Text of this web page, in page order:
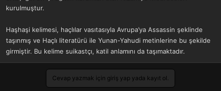
kurulmuştur.
Haşhaşi kelimesi, haçlılar vasıtasıyla Avrupa’ya Assassin şeklinde
taşınmış ve Haçlı literatürü ile Yunan-Yahudi metinlerine bu şekilde
girmiştir. Bu kelime suikastçı, katil anlamını da taşımaktadır.
Cevap yazmak için giriş yap yada kayıt ol.